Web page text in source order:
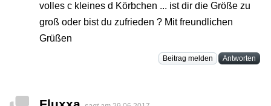
volles c kleines d Körbchen ... ist dir die Größe zu
groß oder bist du zufrieden ? Mit freundlichen
Grüßen
Beitrag melden Antworten